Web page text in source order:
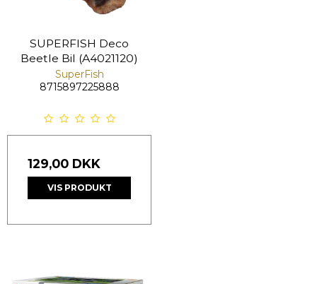
SUPERFISH Deco
Beetle Bil (A4021120)
SuperFish
8715897225888
129,00 DKK
VIS PRODUKT